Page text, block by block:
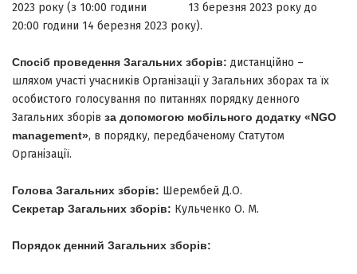
2023 року (з 10:00 години 13 березня 2023 року до
20:00 години 14 березня 2023 року).
Спосіб проведення Загальних зборів: дистанційно –
шляхом участі учасників Організації у Загальних зборах та їх
особистого голосування по питаннях порядку денного
Загальних зборів за допомогою мобільного додатку «NGO
management», в порядку, передбаченому Статутом
Організації.
Голова Загальних зборів: Шерембей Д.О.
Секретар Загальних зборів: Кульченко О. М.
Порядок денний Загальних зборів: